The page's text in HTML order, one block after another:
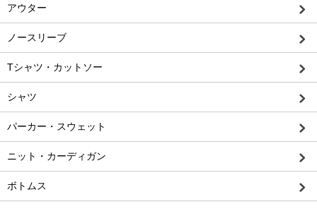
アウター
ノースリーブ
Tシャツ・カットソー
シャツ
パーカー・スウェット
ニット・カーディガン
ボトムス